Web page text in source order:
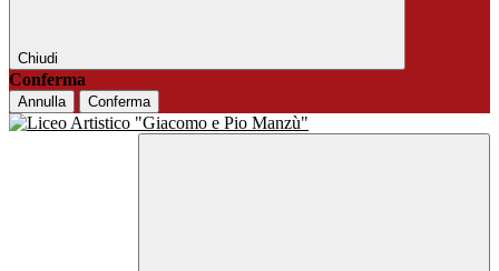
Chiudi
Conferma
Annulla Conferma